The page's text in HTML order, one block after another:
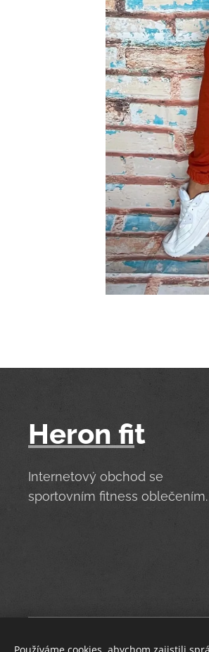
Heron fit
Internetový obchod se
sportovním fitness oblečením.